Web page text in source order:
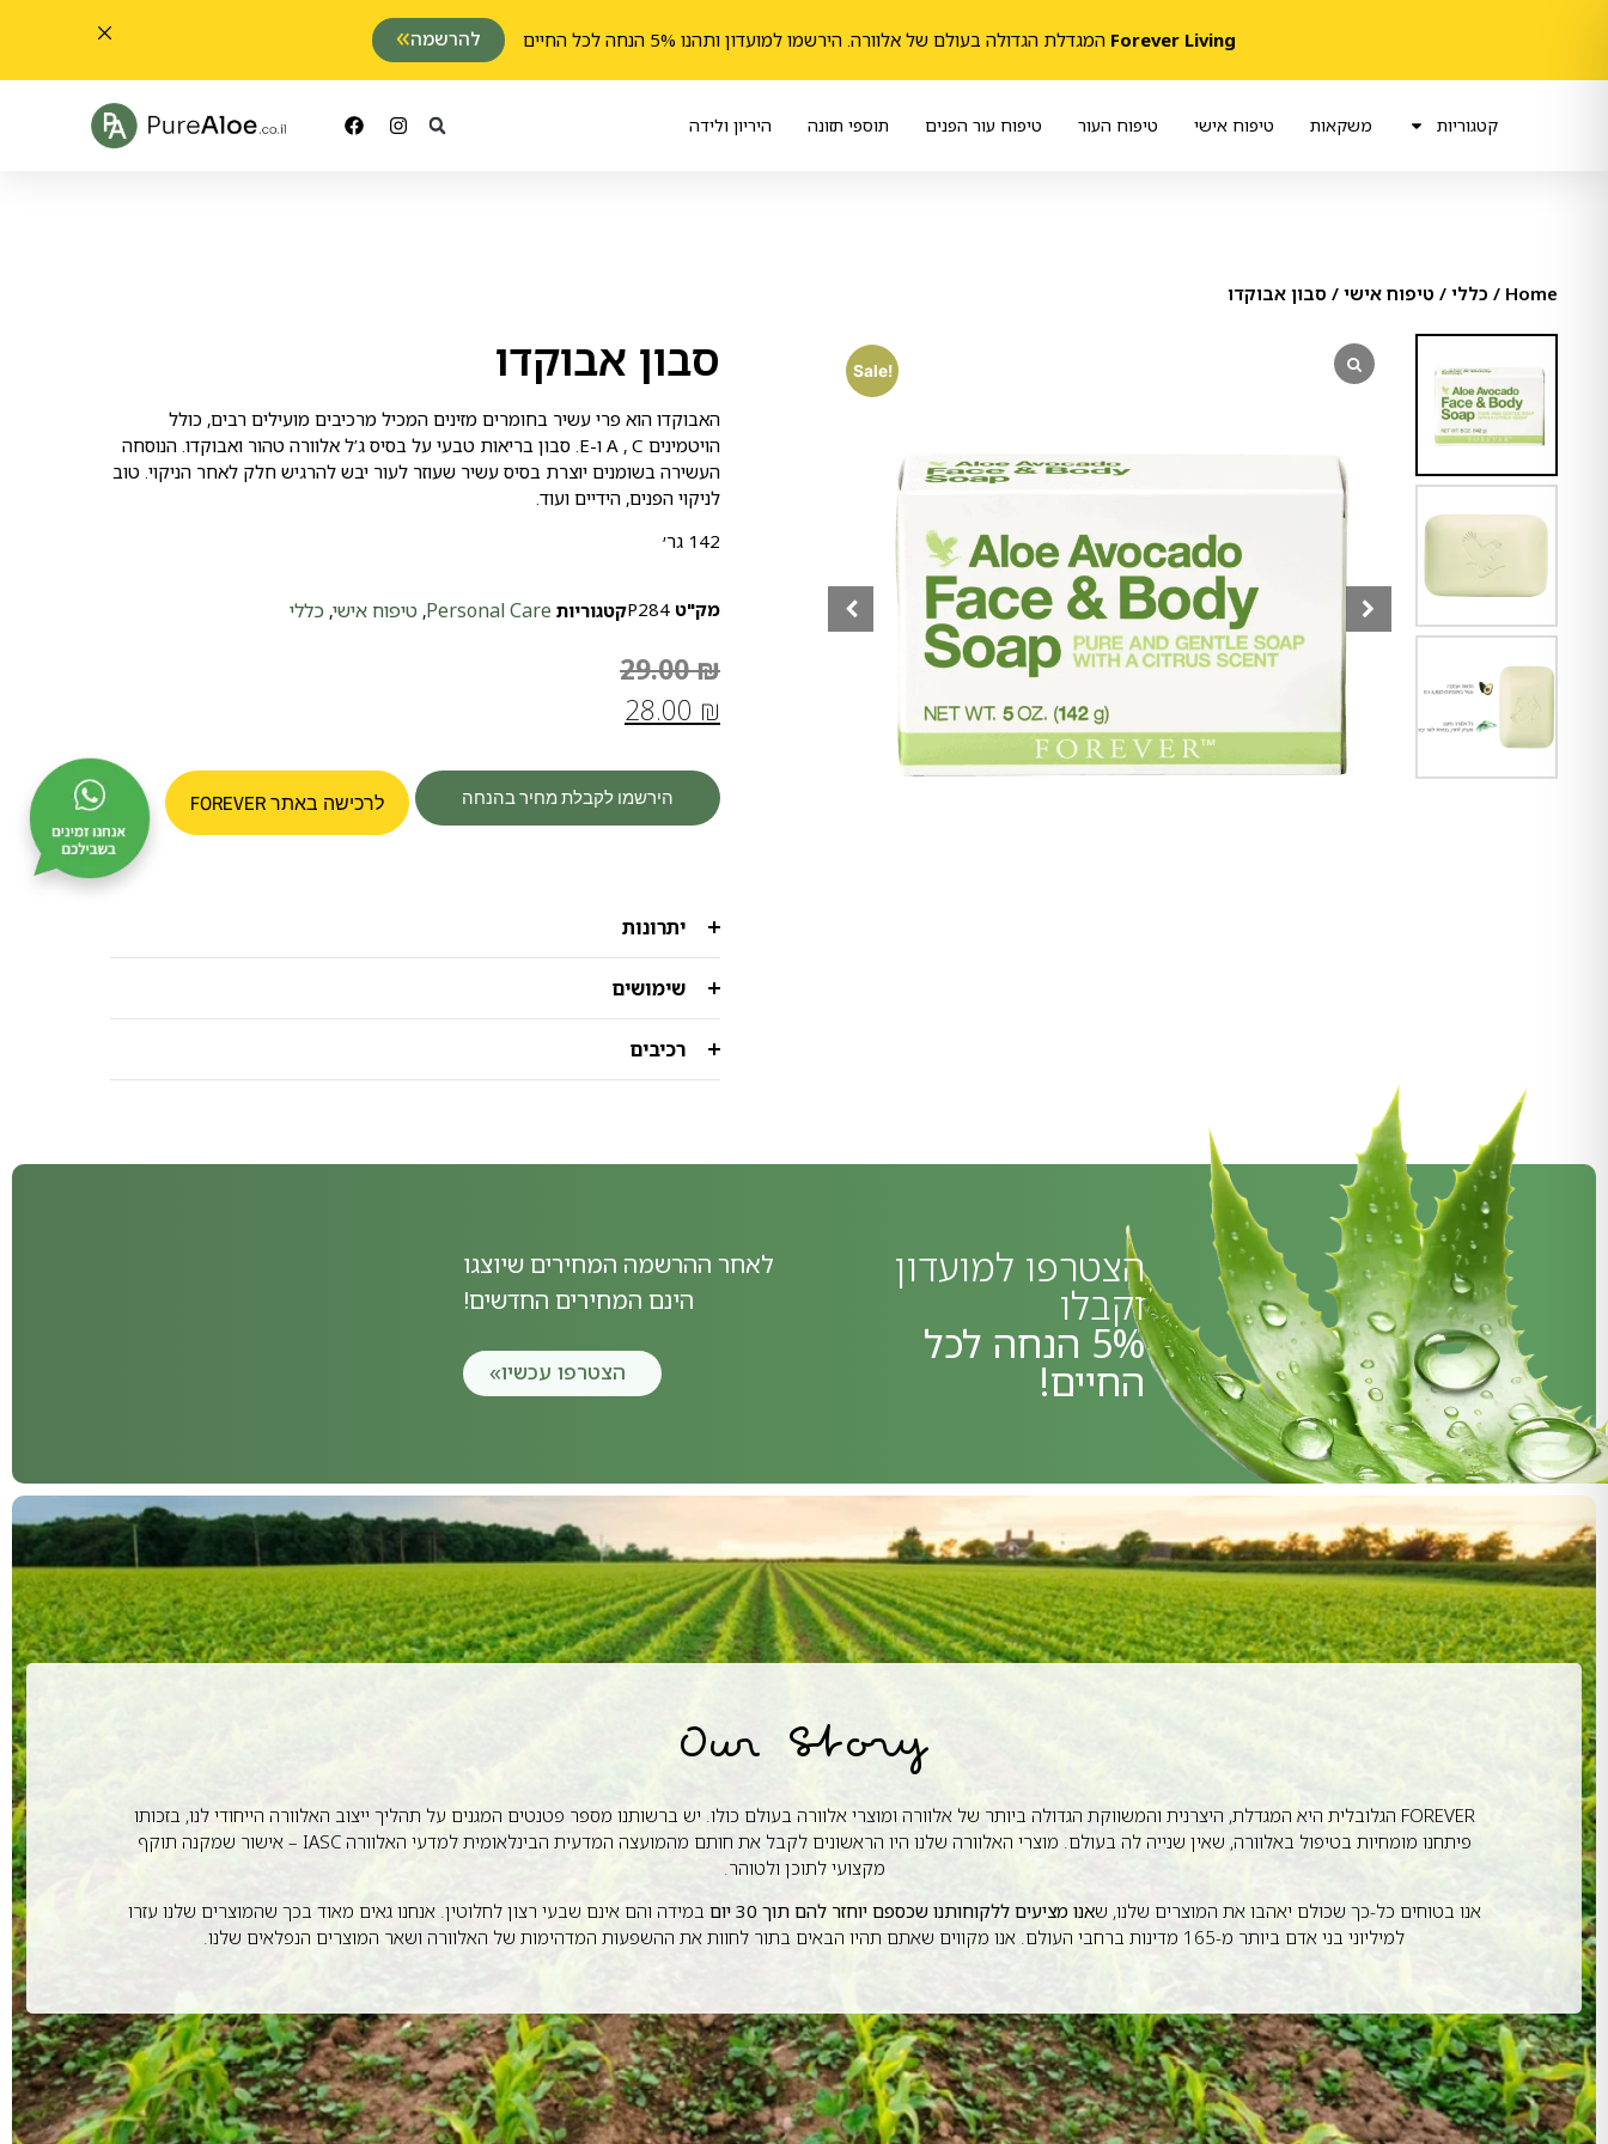
Forever Living המגדלת הגדולה בעולם של אלוורה. הירשמו למועדון ותהנו 5% הנחה לכל החיים להרשמה
קטגוריות משקאות טיפוח אישי טיפוח העור טיפוח עור הפנים תוספי תזונה היריון ולידה
Home
/ כללי / טיפוח אישי / סבון אבוקדו
Sale! סבון אבוקדו
האבוקדו הוא פרי עשיר בחומרים מזינים המכיל מרכיבים מועילים רבים, כולל
הויטמינים A , C ו-E. סבון בריאות טבעי על בסיס ג’ל אלוורה טהור ואבוקדו. הנוסחה
העשירה בשומנים יוצרת בסיס עשיר שעוזר לעור יבש להרגיש חלק לאחר הניקוי. טוב
לניקוי הפנים, הידיים ועוד.
142 גר׳
מק"ט P284קטגוריות Personal Care
, טיפוח אישי, כללי
29.00₪
28.00 ₪
הירשמו לקבלת מחיר בהנחה לרכישה באתר FOREVER
יתרונות
שימושים
רכיבים
הצטרפו למועדון
וקבלו
5% הנחה לכל
החיים!
לאחר ההרשמה המחירים שיוצגו
הינם המחירים החדשים!
הצטרפו עכשיו
Our Story
FOREVER הגלובלית היא המגדלת, היצרנית והמשווקת הגדולה ביותר של אלוורה ומוצרי אלוורה בעולם כולו. יש ברשותנו מספר פטנטים המגנים על תהליך ייצוב האלוורה הייחודי לנו, בזכותו
פיתחנו מומחיות בטיפול באלוורה, שאין שנייה לה בעולם. מוצרי האלוורה שלנו היו הראשונים לקבל את חותם מהמועצה המדעית הבינלאומית למדעי האלוורה IASC – אישור שמקנה תוקף
מקצועי לתוכן ולטוהר.
אנו בטוחים כל-כך שכולם יאהבו את המוצרים שלנו, שאנו מציעים ללקוחותנו שכספם יוחזר להם תוך 30 יום
במידה והם אינם שבעי רצון לחלוטין. אנחנו גאים מאוד בכך שהמוצרים שלנו עזרו
למיליוני בני אדם ביותר מ-165 מדינות ברחבי העולם. אנו מקווים שאתם תהיו הבאים בתור לחוות את ההשפעות המדהימות של האלוורה ושאר המוצרים הנפלאים שלנו.